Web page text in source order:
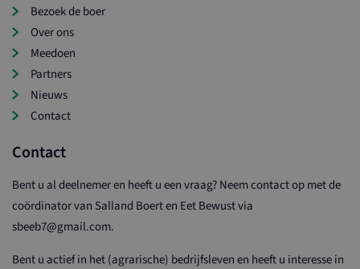
Bezoek de boer
Over ons
Meedoen
Partners
Nieuws
Contact
Contact
Bent u al deelnemer en heeft u een vraag? Neem contact op met de
coördinator van Salland Boert en Eet Bewust via
sbeeb7@gmail.com.
Bent u actief in het (agrarische) bedrijfsleven en heeft u interesse in